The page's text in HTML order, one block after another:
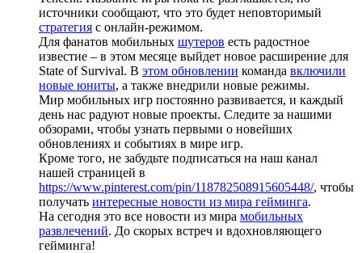
источники сообщают, что это будет неповторимый
стратегия с онлайн-режимом.
Для фанатов мобильных шутеров есть радостное
известие – в этом месяце выйдет новое расширение для
State of Survival. В этом обновлении команда включили
новые юниты, а также внедрили новые режимы.
Мир мобильных игр постоянно развивается, и каждый
день нас радуют новые проекты. Следите за нашими
обзорами, чтобы узнать первыми о новейших
обновлениях и событиях в мире игр.
Кроме того, не забудьте подписаться на наш канал
нашей страницей в
https://www.pinterest.com/pin/118782508915605448/, чтобы
получать интересные новости из мира гейминга.
На сегодня это все новости из мира мобильных
развлечений. До скорых встреч и вдохновляющего
гейминга!